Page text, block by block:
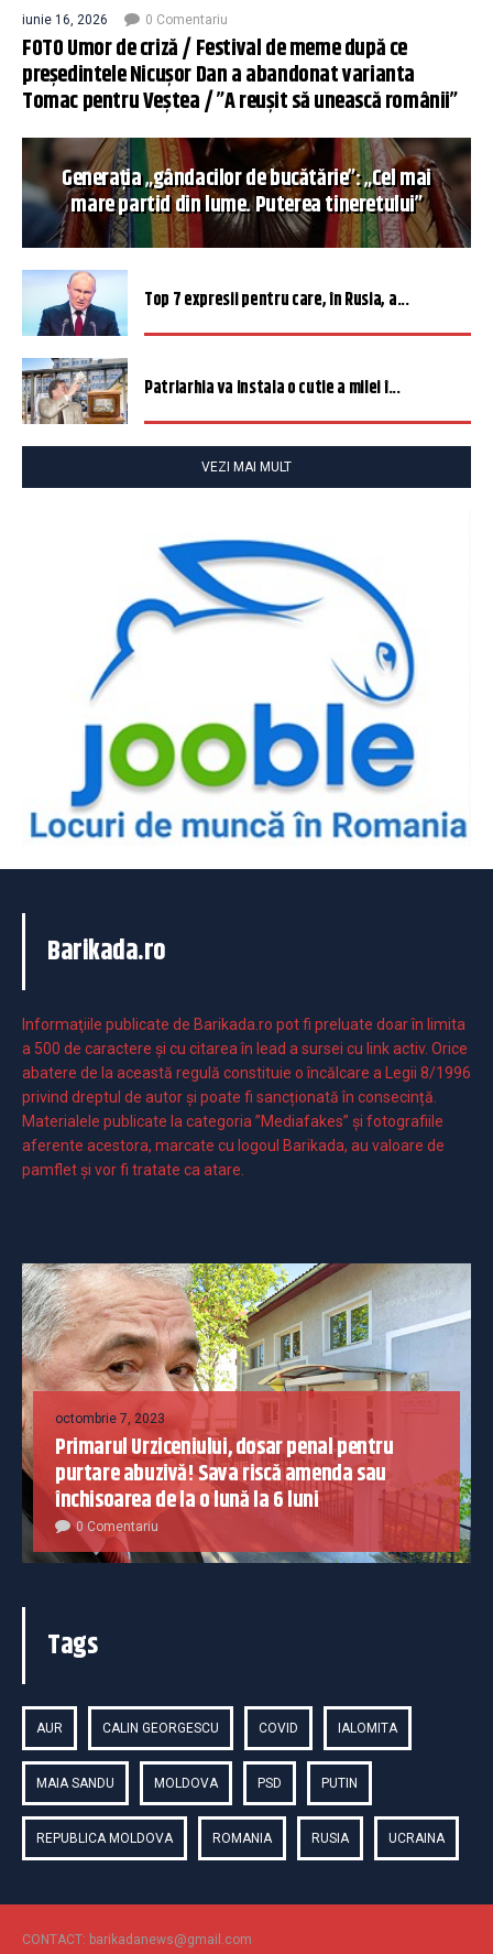
iunie 16, 2026 0 Comentariu
FOTO Umor de criză / Festival de meme după ce
președintele Nicușor Dan a abandonat varianta
Tomac pentru Veștea / ”A reușit să unească românii”
Generația „gândacilor de bucătărie”: „Cel mai
mare partid din lume. Puterea tineretului”
Top 7 expresii pentru care, în Rusia, a...
Patriarhia va instala o cutie a milei î...
VEZI MAI MULT
Barikada.ro
Informaţiile publicate de Barikada.ro pot fi preluate doar în limita
a 500 de caractere şi cu citarea în lead a sursei cu link activ. Orice
abatere de la această regulă constituie o încălcare a Legii 8/1996
privind dreptul de autor și poate fi sancționată în consecință.
Materialele publicate la categoria ”Mediafakes” și fotografiile
aferente acestora, marcate cu logoul Barikada, au valoare de
pamflet și vor fi tratate ca atare.
octombrie 7, 2023
Primarul Urziceniului, dosar penal pentru
purtare abuzivă! Sava riscă amenda sau
închisoarea de la o lună la 6 luni
0 Comentariu
Tags
AUR CALIN GEORGESCU COVID IALOMITA
MAIA SANDU MOLDOVA PSD PUTIN
REPUBLICA MOLDOVA ROMANIA RUSIA UCRAINA
CONTACT: barikadanews@gmail.com